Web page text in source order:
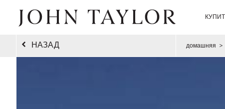
НАЗАД домашняя >